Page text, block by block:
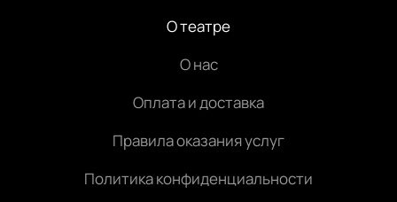
О театре
О нас
Оплата и доставка
Правила оказания услуг
Политика конфиденциальности